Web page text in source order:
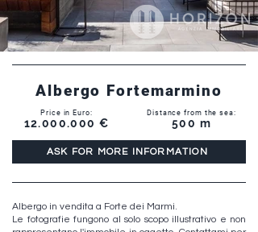
Albergo Fortemarmino
Price in Euro:
12.000.000 €
Distance from the sea:
500 m
ASK FOR MORE INFORMATION
Albergo in vendita a Forte dei Marmi.
Le fotografie fungono al solo scopo illustrativo e non